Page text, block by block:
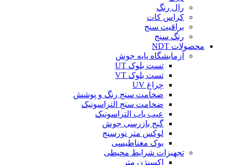
رال رنگ
کراس کات
براقیت سنج
رنگ سنج
محصولات NDT
آزمایشگاه پایه جوش
تست بلوک UT
تست بلوک VT
چراغ UV
ضخامت سنج رنگ و پوشش
ضخامت سنج التراسونیک
عیب یاب التراسونیک
گیج بازرسی جوش
لوکس متر نورسنج
یوک مغناطیسی
تجهیزات شرایط محیطی
اکسیژن متر